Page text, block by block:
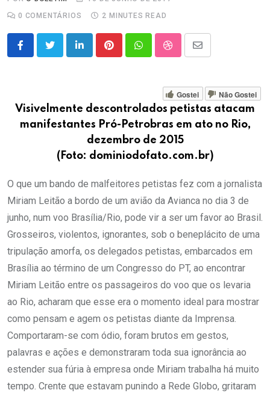
0 COMENTÁRIOS 2 MINUTES READ
LinkedInPinterestWhatsappStumbleUpon
Share
Email
Gostei
Não Gostei
Visivelmente descontrolados petistas atacam
manifestantes Pró-Petrobras em ato no Rio,
dezembro de 2015
(Foto: dominiodofato.com.br)
O que um bando de malfeitores petistas fez com a jornalista
Miriam Leitão a bordo de um avião da Avianca no dia 3 de
junho, num voo Brasília/Rio, pode vir a ser um favor ao Brasil.
Grosseiros, violentos, ignorantes, sob o beneplácito de uma
tripulação amorfa, os delegados petistas, embarcados em
Brasília ao término de um Congresso do PT, ao encontrar
Miriam Leitão entre os passageiros do voo que os levaria
ao Rio, acharam que esse era o momento ideal para mostrar
como pensam e agem os petistas diante da Imprensa.
Comportaram-se com ódio, foram brutos em gestos,
palavras e ações e demonstraram toda sua ignorância ao
estender sua fúria à empresa onde Miriam trabalha há muito
tempo. Crente que estavam punindo a Rede Globo, gritaram